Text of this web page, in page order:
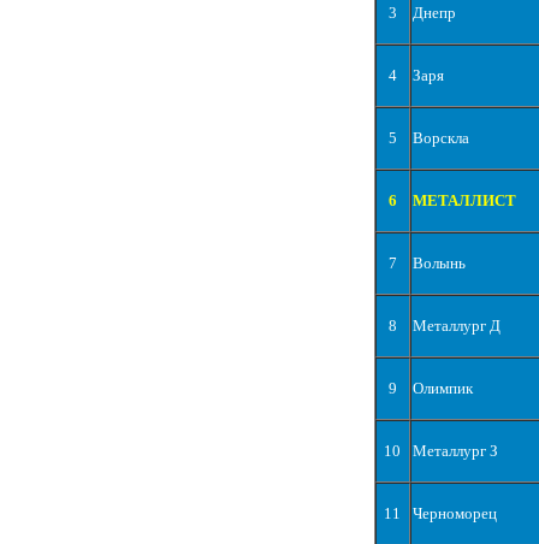
3 Днепр
4 Заря
5 Ворскла
6 МЕТАЛЛИСТ
7 Волынь
8 Металлург Д
9 Олимпик
10 Металлург З
11 Черноморец